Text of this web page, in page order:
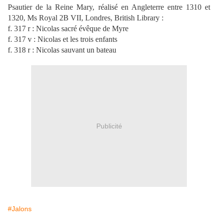
Psautier de la Reine Mary, réalisé en Angleterre entre 1310 et
1320, Ms Royal 2B VII, Londres, British Library :
f. 317 r : Nicolas sacré évêque de Myre
f. 317 v : Nicolas et les trois enfants
f. 318 r : Nicolas sauvant un bateau
Publicité
#Jalons